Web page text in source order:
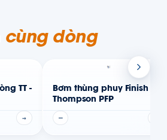
cùng dòng
TT -
→
Bơm thùng phuy Finish
Thompson PFP
—